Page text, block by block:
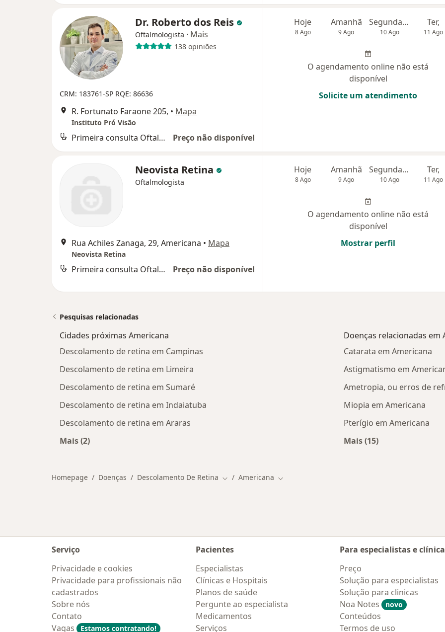
Dr. Roberto dos Reis
Oftalmologista · Mais
138 opiniões
CRM: 183761-SP RQE: 86636
R. Fortunato Faraone 205, • Mapa
Instituto Pró Visão
Primeira consulta Oftalmologia Preço não disponível
Hoje
8 Ago
Amanhã
9 Ago
Segunda-feira
10 Ago
Ter,
11 Ago
O agendamento online não está
disponível
Solicite um atendimento
Neovista Retina
Oftalmologista
Rua Achiles Zanaga, 29, Americana • Mapa
Neovista Retina
Primeira consulta Oftalmologia Preço não disponível
Hoje
8 Ago
Amanhã
9 Ago
Segunda-feira
10 Ago
Ter,
11 Ago
O agendamento online não está
disponível
Mostrar perfil
Pesquisas relacionadas
Cidades próximas Americana
Descolamento de retina em Campinas
Descolamento de retina em Limeira
Descolamento de retina em Sumaré
Descolamento de retina em Indaiatuba
Descolamento de retina em Araras
Mais (2)
Doenças relacionadas em
Catarata em Americana
Astigmatismo em
Ametropia, ou erros de
Miopia em Americana
Pterígio em Americana
Mais (15)
Homepage Doenças Descolamento De Retina Mudar de cidade
Americana Mudar de cidade
Serviço
Privacidade e cookies
Privacidade para profissionais não
cadastrados
Sobre nós
Contato
Vagas
Estamos contratando!
Pacientes
Especialistas
Clínicas e Hospitais
Planos de saúde
Pergunte ao especialista
Medicamentos
Serviços
Para especialistas e
Preço
Solução para especialistas
Solução para clinicas
Noa Notes
novo
Conteúdos
Termos de uso